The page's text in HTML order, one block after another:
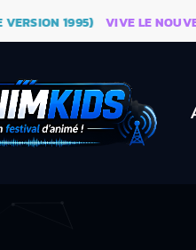
1995) VIVE LE NOUVEAU